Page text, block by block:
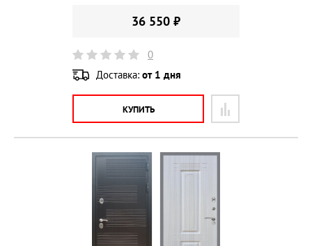
36 550 ₽
0
Доставка: от 1 дня
КУПИТЬ